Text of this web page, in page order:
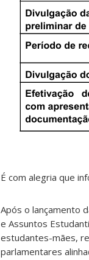
É com alegria que
Após o lançamento
e Assuntos
estudantes-mães,
parlamentares